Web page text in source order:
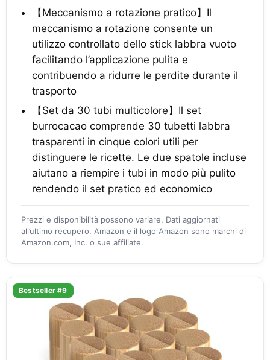
【Meccanismo a rotazione pratico】Il
meccanismo a rotazione consente un
utilizzo controllato dello stick labbra vuoto
facilitando l’applicazione pulita e
contribuendo a ridurre le perdite durante il
trasporto
【Set da 30 tubi multicolore】Il set
burrocacao comprende 30 tubetti labbra
trasparenti in cinque colori utili per
distinguere le ricette. Le due spatole incluse
aiutano a riempire i tubi in modo più pulito
rendendo il set pratico ed economico
Prezzi e disponibilità possono variare. Dati aggiornati
all’ultimo recupero. Amazon e il logo Amazon sono marchi di
Amazon.com, Inc. o sue affiliate.
Bestseller #9